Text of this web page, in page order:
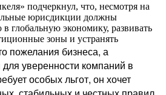
подчеркнул, что, несмотря на
юрисдикции должны
глобальную экономику, развивать
зоны и устранять
пожелания бизнеса, а
уверенности компаний в
особых льгот, он хочет